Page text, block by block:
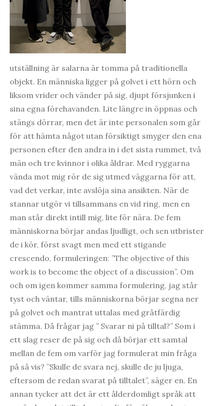
utställning är salarna är tomma på traditionella
objekt. En människa ligger på golvet i ett hörn och
liksom vrider och vänder på sig, djupt försjunken i
sina egna förehavanden. Lite längre in öppnas och
stängs dörrar, men det är inte personalen som går
för att hämta något utan försiktigt smyger den ena
personen efter den andra in i det sista rummet, två
män och tre kvinnor i olika åldrar. Med ryggarna
vända mot mig rör de sig utmed väggarna för att,
vad det verkar, inte avslöja sina ansikten. När de
stannar utgör vi tillsammans en vid ring, men en
man står direkt intill mig, lite för nära. De fem
människorna börjar andas ljudligt, och sen utbrister
de i kör, först svagt men med ett stigande
crescendo, formuleringen: ”The objective of this
work is to become the object of a discussion”. Om
och om igen kommer samma formulering, jag står
tyst och väntar, tills människorna börjar segna ner
på golvet och mantrat uttalas med gråtfärdig
stämma. Då frågar jag ” Svarar ni på tilltal?” Som i
ett slag reser de på sig och då börjar ett samtal
mellan de fem om varför jag formulerat min fråga
på så vis? ”Skulle de svara nej, skulle de ju ljuga,
eftersom de redan svarat på tilltalet”, säger en. En
annan tycker att det är ett ålderdomligt språk att